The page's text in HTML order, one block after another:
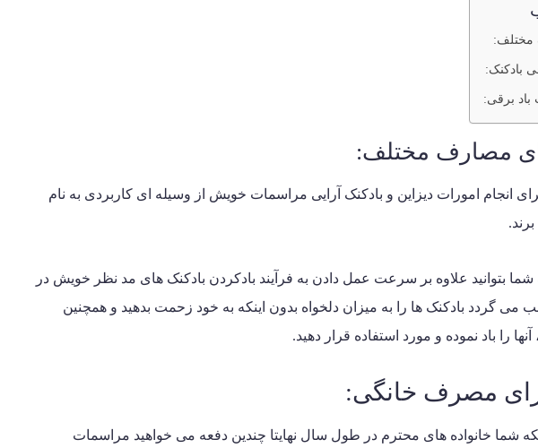
مختلف:
بادکنک:
برقی:
مصارف مختلف:
انجام امورات دیزاین و بادکنک آرایی مراسمات خویش از وسیله ای کاربردی به نام
بتوانید علاوه بر سرعت عمل دادن به فرآیند بادکردن بادکنک های مد نظر خویش در
گردد بادکنک ها را به میزان دلخواه بدون اینکه به خود زحمت بدهید و همچنین
را باد نموده و مورد استفاده قرار دهید.
مصرف خانگی:
شما خانواده های محترم در طول سال نهایتا چندین دفعه می خواهید مراسمات